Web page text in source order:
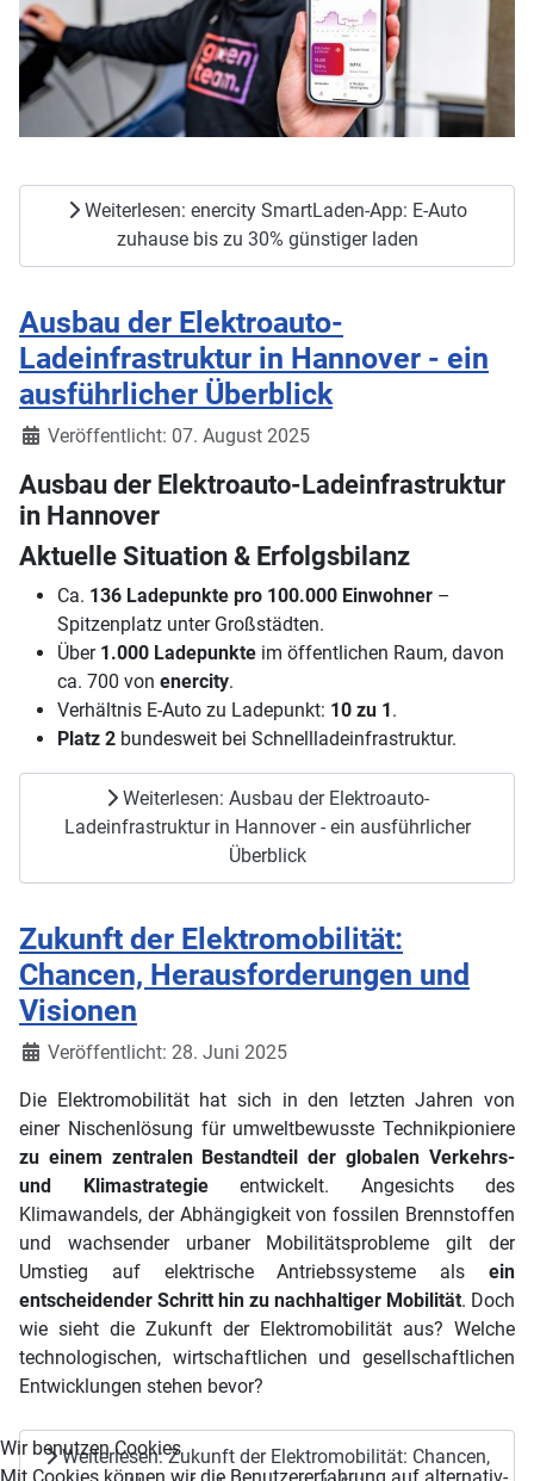
Weiterlesen: enercity SmartLaden-App: E-Auto
zuhause bis zu 30% günstiger laden
Ausbau der Elektroauto-
Ladeinfrastruktur in Hannover - ein
ausführlicher Überblick
DetailsVeröffentlicht: 07. August 2025
Ausbau der Elektroauto-Ladeinfrastruktur
in Hannover
Aktuelle Situation & Erfolgsbilanz
Ca. 136 Ladepunkte pro 100.000 Einwohner –
Spitzenplatz unter Großstädten.
Über 1.000 Ladepunkte im öffentlichen Raum, davon
ca. 700 von enercity.
Verhältnis E-Auto zu Ladepunkt: 10 zu 1.
Platz 2 bundesweit bei Schnellladeinfrastruktur.
Weiterlesen: Ausbau der Elektroauto-
Ladeinfrastruktur in Hannover - ein ausführlicher
Überblick
Zukunft der Elektromobilität:
Chancen, Herausforderungen und
Visionen
DetailsVeröffentlicht: 28. Juni 2025
Die Elektromobilität hat sich in den letzten Jahren von
einer Nischenlösung für umweltbewusste Technikpioniere
zu einem zentralen Bestandteil der globalen Verkehrs-
und Klimastrategieentwickelt. Angesichts des
Klimawandels, der Abhängigkeit von fossilen Brennstoffen
und wachsender urbaner Mobilitätsprobleme gilt der
Umstieg auf elektrische Antriebssysteme als ein
entscheidender Schritt hin zu nachhaltiger Mobilität. Doch
wie sieht die Zukunft der Elektromobilität aus? Welche
technologischen, wirtschaftlichen und gesellschaftlichen
Entwicklungen stehen bevor?
Weiterlesen: Zukunft der Elektromobilität: Chancen,
Wir benutzen Cookies